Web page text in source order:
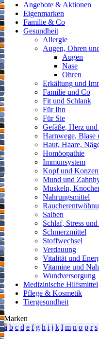
Angebote & Aktionen
Eigenmarken
Familie & Co
Gesundheit
Allergie
Augen, Ohren
Augen
Nase
Ohren
Erkältung und
Familie und Co
Fit und Schlank
Für Ihn
Für Sie
Gefäße, Herz
Harnwege, Blase
Haut, Haare,
Homöopathie
Immunsystem
Kopf und
Mund und
Muskeln,
Nahrungsmittel
Salben
Schlaf, Stress
Schmerzmittel
Stoffwechsel
Verdauung
Vitalität und
Vitamine und
Wundversorgung
Medizinische Hilfsmittel
Pflege & Kosmetik
Tiergesundheit
Marken
a b c d e f g h i j k l m n o p r s